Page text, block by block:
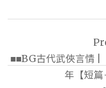
導
■■BG古代武俠言情 |
年【短篇